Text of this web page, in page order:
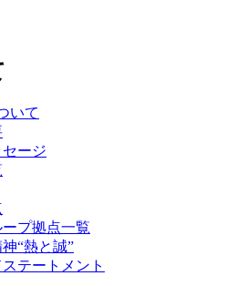
いて
ージ
プ拠点一覧
“熱と誠”
テートメント